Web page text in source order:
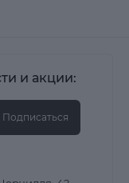
(до 2-3
дешевую,
и акции:
Подписаться